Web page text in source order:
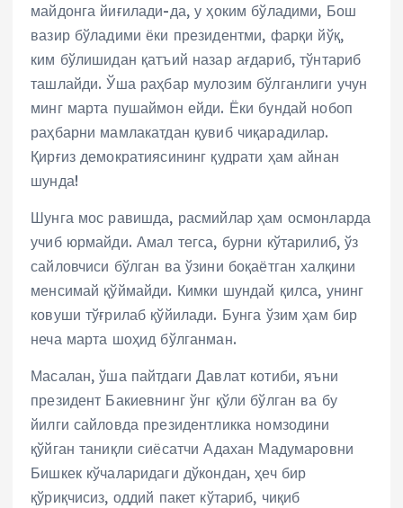
майдонга йиғилади-да, у ҳоким бўладими, Бош
вазир бўладими ёки президентми, фарқи йўқ,
ким бўлишидан қатъий назар ағдариб, тўнтариб
ташлайди. Ўша раҳбар мулозим бўлганлиги учун
минг марта пушаймон ейди. Ёки бундай нобоп
раҳбарни мамлакатдан қувиб чиқарадилар.
Қирғиз демократиясининг қудрати ҳам айнан
шунда!
Шунга мос равишда, расмийлар ҳам осмонларда
учиб юрмайди. Амал тегса, бурни кўтарилиб, ўз
сайловчиси бўлган ва ўзини боқаётган халқини
менсимай қўймайди. Кимки шундай қилса, унинг
ковуши тўғрилаб қўйилади. Бунга ўзим ҳам бир
неча марта шоҳид бўлганман.
Масалан, ўша пайтдаги Давлат котиби, яъни
президент Бакиевнинг ўнг қўли бўлган ва бу
йилги сайловда президентликка номзодини
қўйган таниқли сиёсатчи Адахан Мадумаровни
Бишкек кўчаларидаги дўкондан, ҳеч бир
қўриқчисиз, оддий пакет кўтариб, чиқиб